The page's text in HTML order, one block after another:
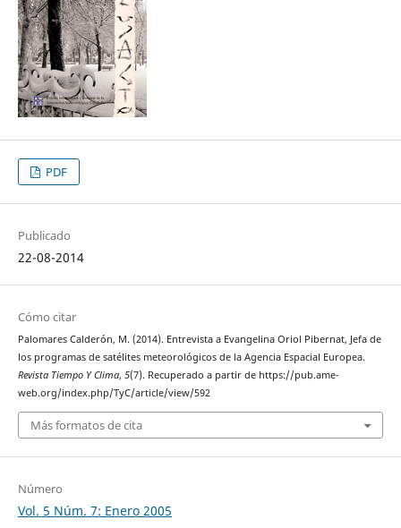
PDF
Publicado
22-08-2014
Cómo citar
Palomares Calderón, M. (2014). Entrevista a Evangelina Oriol Pibernat, Jefa de
los programas de satélites meteorológicos de la Agencia Espacial Europea.
Revista Tiempo Y Clima, 5(7). Recuperado a partir de https://pub.ame-
web.org/index.php/TyC/article/view/592
Más formatos de cita
Número
Vol. 5 Núm. 7: Enero 2005